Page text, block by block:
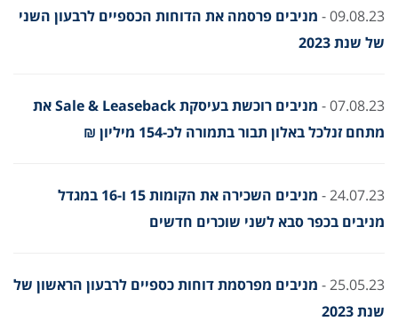
09.08.23 -
מניבים פרסמה את הדוחות הכספיים לרבעון השני
של שנת 2023
07.08.23 -
מניבים רוכשת בעיסקת Sale & Leaseback את
מתחם זנלכל באלון תבור בתמורה לכ-154 מיליון ₪
24.07.23 -
מניבים השכירה את הקומות 15 ו-16 במגדל
מניבים בכפר סבא לשני שוכרים חדשים
25.05.23 -
מניבים מפרסמת דוחות כספיים לרבעון הראשון של
שנת 2023